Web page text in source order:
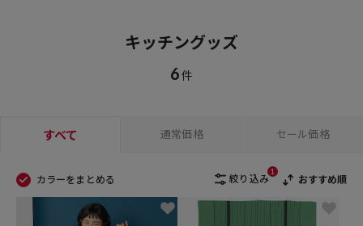
キッチングッズ
6件
すべて 通常価格 セール価格
カラーをまとめる 絞り込み
1
おすすめ順